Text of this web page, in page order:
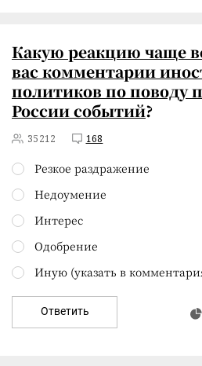
Какую реакцию чаще
васкомментарии
политиков по поводу
России событий?
35212 168
Резкое раздражение
Недоумение
Интерес
Одобрение
Иную (указать в
Ответить